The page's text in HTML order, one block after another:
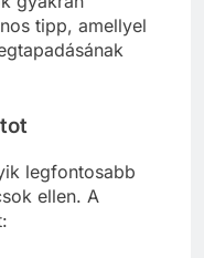
tipp, amellyel
legfontosabb
ellen. A